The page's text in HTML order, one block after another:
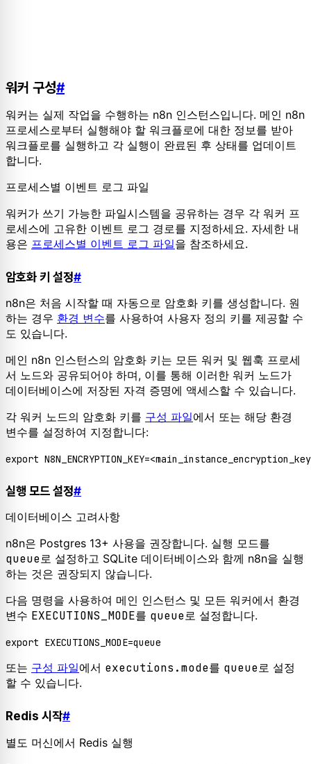
워커 구성#
워커는 실제 작업을 수행하는 n8n 인스턴스입니다. 메인 n8n
프로세스로부터 실행해야 할 워크플로에 대한 정보를 받아
워크플로를 실행하고 각 실행이 완료된 후 상태를 업데이트
합니다.
프로세스별 이벤트 로그 파일
워커가 쓰기 가능한 파일시스템을 공유하는 경우 각 워커 프
로세스에 고유한 이벤트 로그 경로를 지정하세요. 자세한 내
용은 프로세스별 이벤트 로그 파일을 참조하세요.
암호화 키 설정#
n8n은 처음 시작할 때 자동으로 암호화 키를 생성합니다. 원
하는 경우 환경 변수를 사용하여 사용자 정의 키를 제공할 수
도 있습니다.
메인 n8n 인스턴스의 암호화 키는 모든 워커 및 웹훅 프로세
서 노드와 공유되어야 하며, 이를 통해 이러한 워커 노드가
데이터베이스에 저장된 자격 증명에 액세스할 수 있습니다.
각 워커 노드의 암호화 키를 구성 파일에서 또는 해당 환경
변수를 설정하여 지정합니다:
export
실행 모드 설정#
데이터베이스 고려사항
n8n은 Postgres 13+ 사용을 권장합니다. 실행 모드를
queue로 설정하고 SQLite 데이터베이스와 함께 n8n을 실행
하는 것은 권장되지 않습니다.
다음 명령을 사용하여 메인 인스턴스 및 모든 워커에서 환경
변수 EXECUTIONS_MODE를 queue로 설정합니다.
export
또는 구성 파일에서 executions.mode를 queue로 설정
할 수 있습니다.
Redis 시작#
별도 머신에서 Redis 실행